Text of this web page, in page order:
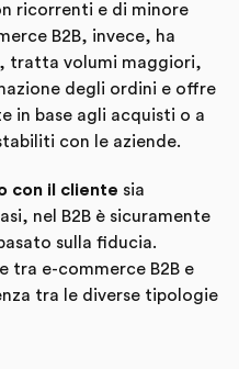
ricorrenti e di minore
B2B, invece, ha
, tratta volumi maggiori,
degli ordini e offre
in base agli acquisti o a
con le aziende.
con il cliente sia
nel B2B è sicuramente
sulla fiducia.
tra e-commerce B2B e
tra le diverse tipologie